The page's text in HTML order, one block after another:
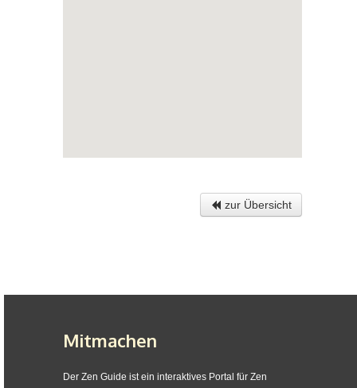
zur Übersicht
Mitmachen
Der Zen Guide ist ein interaktives Portal für Zen